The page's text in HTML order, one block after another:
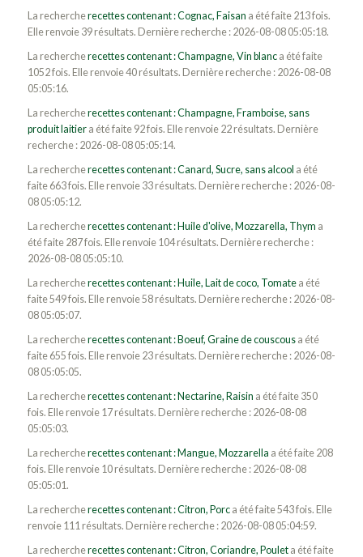
La rechercherecettes contenant : Cognac, Faisan a été faite 213 fois.
Elle renvoie 39 résultats. Dernière recherche : 2026-08-08 05:05:18.
La rechercherecettes contenant : Champagne, Vin blanca été faite
1052 fois. Elle renvoie 40 résultats. Dernière recherche : 2026-08-08
05:05:16.
La rechercherecettes contenant : Champagne, Framboise, sans
produit laitiera été faite 92 fois. Elle renvoie 22 résultats. Dernière
recherche : 2026-08-08 05:05:14.
La rechercherecettes contenant : Canard, Sucre, sans alcool a été
faite 663 fois. Elle renvoie 33 résultats. Dernière recherche : 2026-08-
08 05:05:12.
La rechercherecettes contenant : Huile d'olive, Mozzarella, Thym a
été faite 287 fois. Elle renvoie 104 résultats. Dernière recherche :
2026-08-08 05:05:10.
La rechercherecettes contenant : Huile, Lait de coco, Tomatea été
faite 549 fois. Elle renvoie 58 résultats. Dernière recherche : 2026-08-
08 05:05:07.
La rechercherecettes contenant : Boeuf, Graine de couscousa été
faite 655 fois. Elle renvoie 23 résultats. Dernière recherche : 2026-08-
08 05:05:05.
La rechercherecettes contenant : Nectarine, Raisin a été faite 350
fois. Elle renvoie 17 résultats. Dernière recherche : 2026-08-08
05:05:03.
La rechercherecettes contenant : Mangue, Mozzarella a été faite 208
fois. Elle renvoie 10 résultats. Dernière recherche : 2026-08-08
05:05:01.
La rechercherecettes contenant : Citron, Porca été faite 543 fois. Elle
renvoie 111 résultats. Dernière recherche : 2026-08-08 05:04:59.
La rechercherecettes contenant : Citron, Coriandre, Pouleta été faite